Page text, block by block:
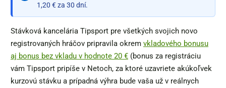
1,20 € za 30 dní.
Stávková kancelária Tipsport pre všetkých svojich novo
registrovaných hráčov pripravila okrem vkladového bonusu
aj bonus bez vkladu v hodnote 20 € (bonus za registráciu
vám Tipsport pripíše v Netoch, za ktoré uzavriete akúkoľvek
kurzovú stávku a prípadná výhra bude vaša už v reálnych